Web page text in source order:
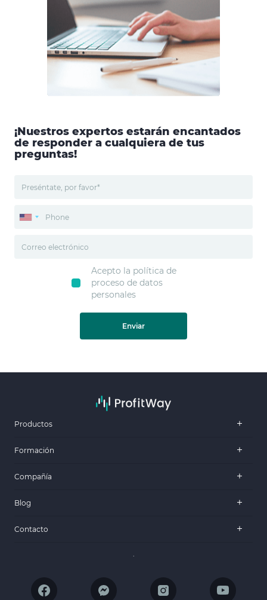
¡Nuestros expertos estarán encantados
de responder a cualquiera de tus
preguntas!
Acepto la política de
proceso de datos
personales
Enviar
Productos
Formación
Compañía
Blog
Contacto
.